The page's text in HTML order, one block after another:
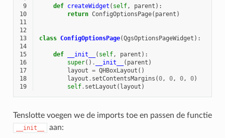
9
def createWidget ( self, parent ):
10
return ConfigOptionsPage( parent )
11
12
13
class ConfigOptionsPage(QgsOptionsPageWidget ):
14
15
def __init__ ( self, parent ):
16
super() . __init__ ( parent )
17
layout = QHBoxLayout ()
18
layout . setContentsMargins (0, 0, 0, 0)
19
self. setLayout ( layout )
Tenslotte voegen we de imports toe en passen de functie
__init__ aan: